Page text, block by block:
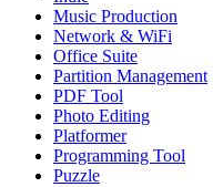
Music Production
Network & WiFi
Office Suite
Partition Management
PDF Tool
Photo Editing
Platformer
Programming Tool
Puzzle